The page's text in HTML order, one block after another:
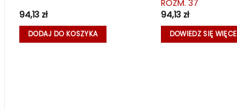
94,13 zł
DODAJ DO KOSZYKA
ROZM. 37
94,13 zł
DOWIEDZ SIĘ